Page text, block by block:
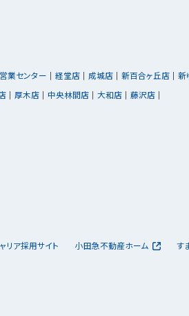
業センター 経堂店 成城店 新百合ヶ丘店 新
厚木店 中央林間店 大和店 藤沢店
リア採用サイト 小田急不動産ホーム す